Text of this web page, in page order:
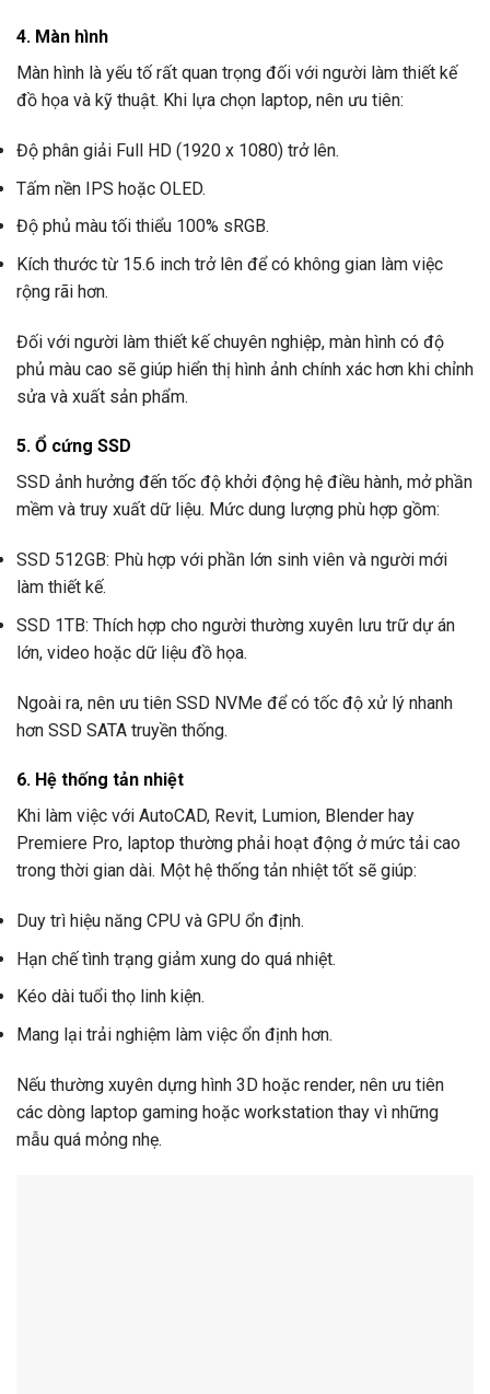
4. Màn hình
Màn hình là yếu tố rất quan trọng đối với người làm thiết kế
đồ họa và kỹ thuật. Khi lựa chọn laptop, nên ưu tiên:
Độ phân giải Full HD (1920 x 1080) trở lên.
Tấm nền IPS hoặc OLED.
Độ phủ màu tối thiểu 100% sRGB.
Kích thước từ 15.6 inch trở lên để có không gian làm việc
rộng rãi hơn.
Đối với người làm thiết kế chuyên nghiệp, màn hình có độ
phủ màu cao sẽ giúp hiển thị hình ảnh chính xác hơn khi chỉnh
sửa và xuất sản phẩm.
5. Ổ cứng SSD
SSD ảnh hưởng đến tốc độ khởi động hệ điều hành, mở phần
mềm và truy xuất dữ liệu. Mức dung lượng phù hợp gồm:
SSD 512GB: Phù hợp với phần lớn sinh viên và người mới
làm thiết kế.
SSD 1TB: Thích hợp cho người thường xuyên lưu trữ dự án
lớn, video hoặc dữ liệu đồ họa.
Ngoài ra, nên ưu tiên SSD NVMe để có tốc độ xử lý nhanh
hơn SSD SATA truyền thống.
6. Hệ thống tản nhiệt
Khi làm việc với AutoCAD, Revit, Lumion, Blender hay
Premiere Pro, laptop thường phải hoạt động ở mức tải cao
trong thời gian dài. Một hệ thống tản nhiệt tốt sẽ giúp:
Duy trì hiệu năng CPU và GPU ổn định.
Hạn chế tình trạng giảm xung do quá nhiệt.
Kéo dài tuổi thọ linh kiện.
Mang lại trải nghiệm làm việc ổn định hơn.
Nếu thường xuyên dựng hình 3D hoặc render, nên ưu tiên
các dòng laptop gaming hoặc workstation thay vì những
mẫu quá mỏng nhẹ.